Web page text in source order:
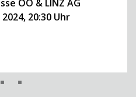
OÖ & LINZ AG
20:30 Uhr